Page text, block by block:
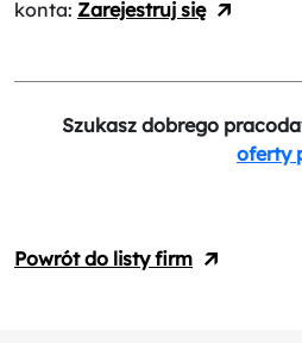
konta: Zarejestruj się
Szukasz dobrego
oferty
Powrót do listy firm